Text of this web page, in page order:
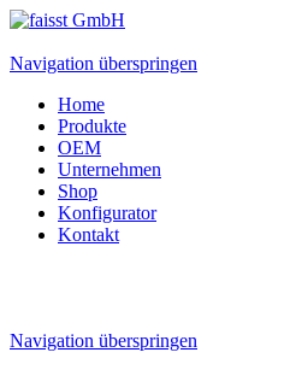
Navigation überspringen
Home
Produkte
OEM
Unternehmen
Shop
Konfigurator
Kontakt
Navigation überspringen